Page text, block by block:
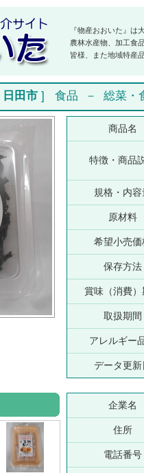
『物産おおいた』は
農林水産物、加工食
皆様、また地域特産
日田市 ] 食品 － 総菜・
商品名
特徴・商品
規格・内容
原材料
希望小売価
保存方法
賞味（消費）
取扱期間
アレルギー
データ更新
企業名
住所
電話番号